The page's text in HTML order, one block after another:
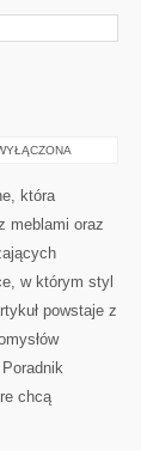
która
meblami oraz
w którym styl
powstaje z
chcą